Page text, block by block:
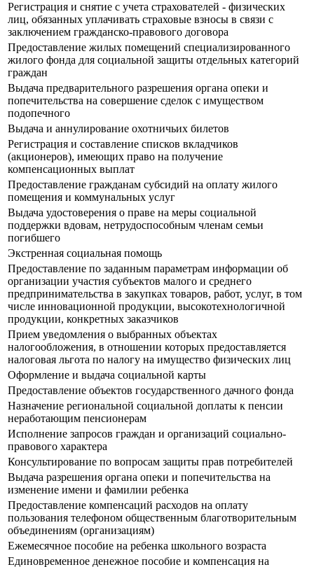
Регистрация и снятие с учета страхователей - физических
лиц, обязанных уплачивать страховые взносы в связи с
заключением гражданско-правового договора
Предоставление жилых помещений специализированного
жилого фонда для социальной защиты отдельных категорий
граждан
Выдача предварительного разрешения органа опеки и
попечительства на совершение сделок с имуществом
подопечного
Выдача и аннулирование охотничьих билетов
Регистрация и составление списков вкладчиков
(акционеров), имеющих право на получение
компенсационных выплат
Предоставление гражданам субсидий на оплату жилого
помещения и коммунальных услуг
Выдача удостоверения о праве на меры социальной
поддержки вдовам, нетрудоспособным членам семьи
погибшего
Экстренная социальная помощь
Предоставление по заданным параметрам информации об
организации участия субъектов малого и среднего
предпринимательства в закупках товаров, работ, услуг, в том
числе инновационной продукции, высокотехнологичной
продукции, конкретных заказчиков
Прием уведомления о выбранных объектах
налогообложения, в отношении которых предоставляется
налоговая льгота по налогу на имущество физических лиц
Оформление и выдача социальной карты
Предоставление объектов государственного дачного фонда
Назначение региональной социальной доплаты к пенсии
неработающим пенсионерам
Исполнение запросов граждан и организаций социально-
правового характера
Консультирование по вопросам защиты прав потребителей
Выдача разрешения органа опеки и попечительства на
изменение имени и фамилии ребенка
Предоставление компенсаций расходов на оплату
пользования телефоном общественным благотворительным
объединениям (организациям)
Ежемесячное пособие на ребенка школьного возраста
Единовременное денежное пособие и компенсация на